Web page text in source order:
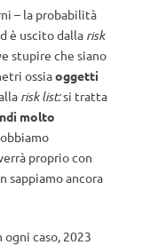
– la probabilità
è uscito dalla risk
stupire che siano
ossiaoggetti
risk list:si tratta
molto
proprio con
sappiamo ancora
ogni caso, 2023